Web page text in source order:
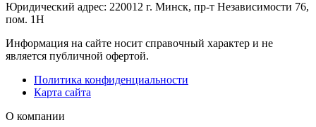
Юридический адрес: 220012 г. Минск, пр-т Независимости 76,
пом. 1Н
Информация на сайте носит справочный характер и не
является публичной офертой.
Политика конфиденциальности
Карта сайта
О компании